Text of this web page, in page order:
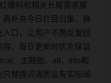
爆料和相关长尾需求展
补充今日栏目归集、摘
口，让用户不用反复回
。每日更新时优先保证
、主题图、alt、title和
替换词语而没有实际阅